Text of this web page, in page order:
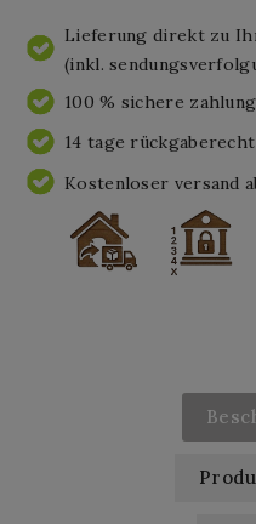
Lieferung direkt zu
(inkl.
100 % sichere
14 tage rückgaberecht
Kostenloser versand